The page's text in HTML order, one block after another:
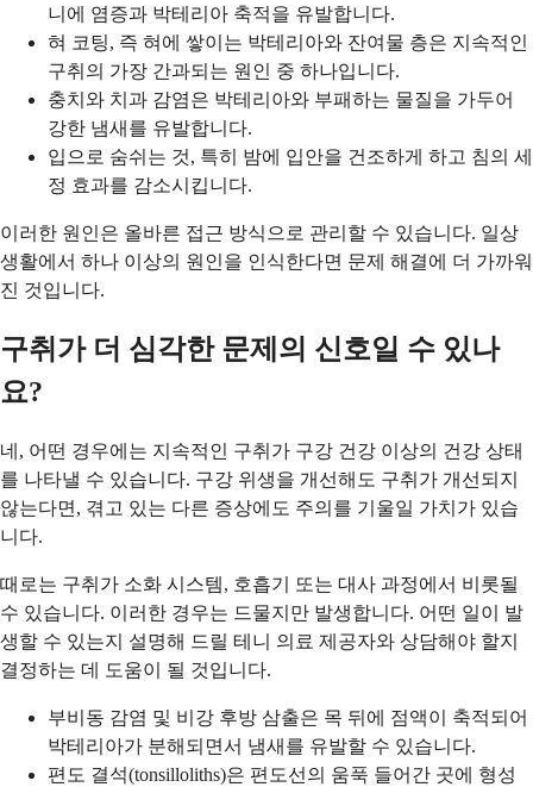
니에 염증과 박테리아 축적을 유발합니다.
혀 코팅, 즉 혀에 쌓이는 박테리아와 잔여물 층은 지속적인
구취의 가장 간과되는 원인 중 하나입니다.
충치와 치과 감염은 박테리아와 부패하는 물질을 가두어
강한 냄새를 유발합니다.
입으로 숨쉬는 것, 특히 밤에 입안을 건조하게 하고 침의 세
정 효과를 감소시킵니다.
이러한 원인은 올바른 접근 방식으로 관리할 수 있습니다. 일상
생활에서 하나 이상의 원인을 인식한다면 문제 해결에 더 가까워
진 것입니다.
구취가 더 심각한 문제의 신호일 수 있나
요?
네, 어떤 경우에는 지속적인 구취가 구강 건강 이상의 건강 상태
를 나타낼 수 있습니다. 구강 위생을 개선해도 구취가 개선되지
않는다면, 겪고 있는 다른 증상에도 주의를 기울일 가치가 있습
니다.
때로는 구취가 소화 시스템, 호흡기 또는 대사 과정에서 비롯될
수 있습니다. 이러한 경우는 드물지만 발생합니다. 어떤 일이 발
생할 수 있는지 설명해 드릴 테니 의료 제공자와 상담해야 할지
결정하는 데 도움이 될 것입니다.
부비동 감염 및 비강 후방 삼출은 목 뒤에 점액이 축적되어
박테리아가 분해되면서 냄새를 유발할 수 있습니다.
편도 결석(tonsilloliths)은 편도선의 움푹 들어간 곳에 형성